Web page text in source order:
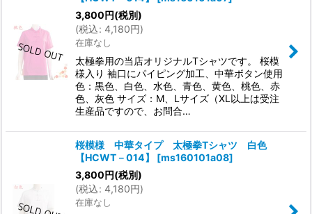
3,800円(税別)
(税込: 4,180円)
在庫なし
太極拳用の当店オリジナルTシャツです。 桜模
様入り 袖口にパイピング加工、中華ボタン使用
色：黒色、白色、水色、青色、黄色、桃色、赤
色、灰色 サイズ：M、Lサイズ（XL以上は受注
生産品ですので、お問合…
桜模様 中華タイプ 太極拳Tシャツ 白色
【HCWT－014】
[ms160101a08]
3,800円(税別)
(税込: 4,180円)
在庫なし